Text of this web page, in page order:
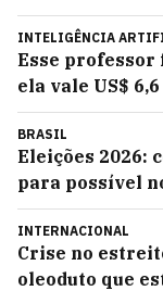
INTELIGÊNCIA
Esse professor
ela vale US$
BRASIL
Eleições 2026:
para possível
INTERNACIONAL
Crise no
oleoduto que